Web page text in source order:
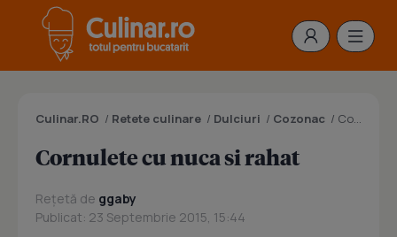
Culinar.RO / Retete culinare / Dulciuri / Cozonac / Cornulete cu nuca si rahat
Cornulete cu nuca si rahat
Rețetă de ggaby
Publicat: 23 Septembrie 2015, 15:44